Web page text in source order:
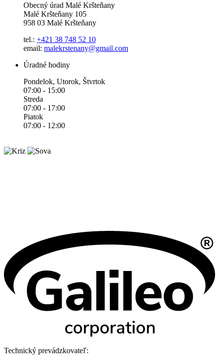
Obecný úrad Malé Kršteňany
Malé Kršteňany 105
958 03 Malé Kršteňany
tel.: +421 38 748 52 10
email: malekrstenany@gmail.com
Úradné hodiny
Pondelok, Utorok, Štvrtok
07:00 - 15:00
Streda
07:00 - 17:00
Piatok
07:00 - 12:00
Technický prevádzkovateľ: